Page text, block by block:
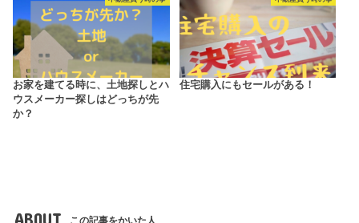
お家を建てる時に、土地探しとハ
ウスメーカー探しはどっちが先
か？
住宅購入にもセールがある！
ABOUT